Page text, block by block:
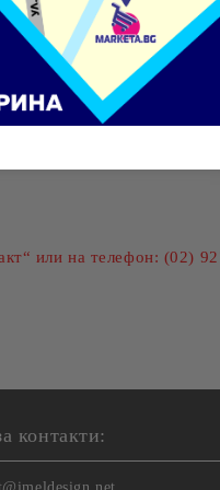
с вас в рамките на работния ден.
или на телефон: (02)
контакти: